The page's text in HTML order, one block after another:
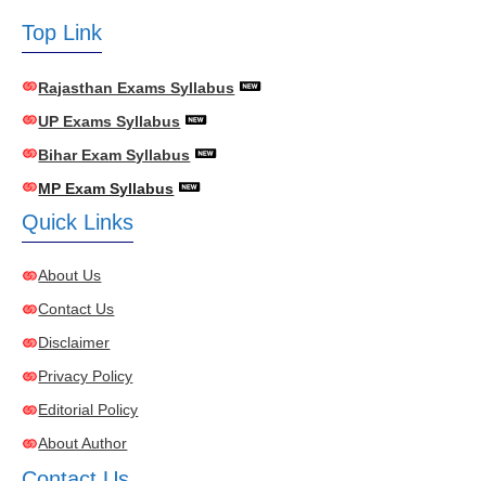
Top Link
Rajasthan Exams Syllabus
UP Exams Syllabus
Bihar Exam Syllabus
MP Exam Syllabus
Quick Links
About Us
Contact Us
Disclaimer
Privacy Policy
Editorial Policy
About Author